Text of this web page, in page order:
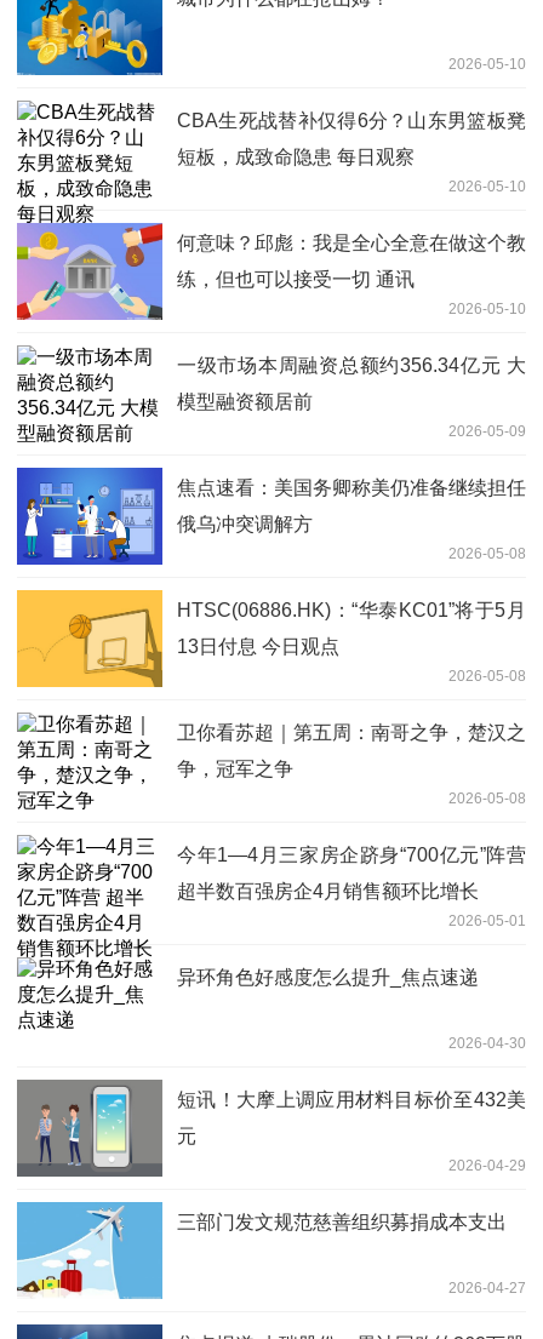
2026-05-10
CBA生死战替补仅得6分？山东男篮板凳
短板，成致命隐患 每日观察
2026-05-10
何意味？邱彪：我是全心全意在做这个教
练，但也可以接受一切 通讯
2026-05-10
一级市场本周融资总额约356.34亿元 大
模型融资额居前
2026-05-09
焦点速看：美国务卿称美仍准备继续担任
俄乌冲突调解方
2026-05-08
HTSC(06886.HK)：“华泰KC01”将于5月
13日付息 今日观点
2026-05-08
卫你看苏超｜第五周：南哥之争，楚汉之
争，冠军之争
2026-05-08
今年1—4月三家房企跻身“700亿元”阵营
超半数百强房企4月销售额环比增长
2026-05-01
异环角色好感度怎么提升_焦点速递
2026-04-30
短讯！大摩上调应用材料目标价至432美
元
2026-04-29
三部门发文规范慈善组织募捐成本支出
2026-04-27